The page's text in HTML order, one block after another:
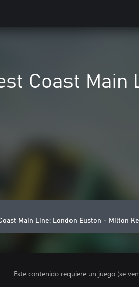
Coast Main
Main Line: London Euston - Milton
Este contenido requiere un juego (se